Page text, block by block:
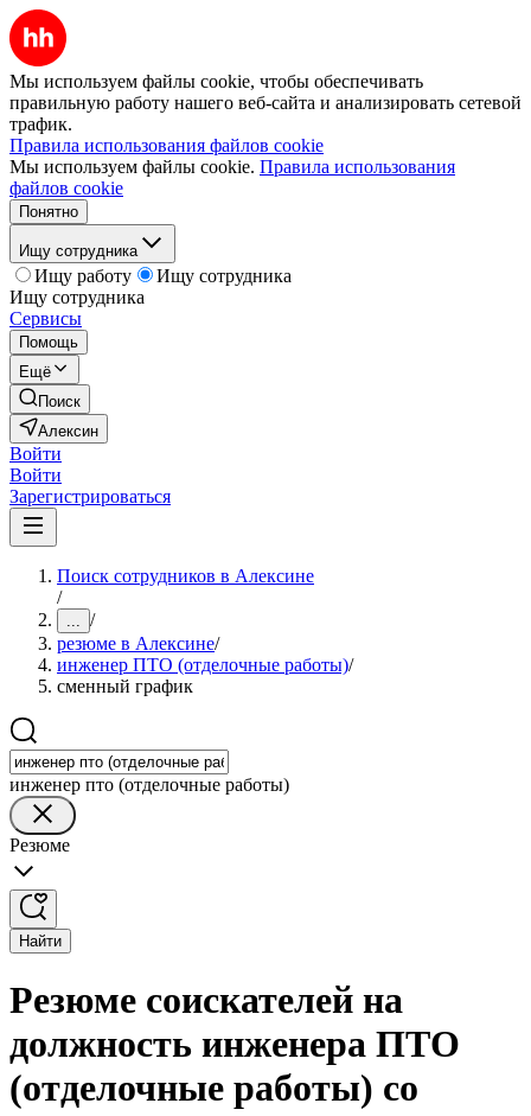
Мы используем файлы cookie, чтобы обеспечивать
правильную работу нашего веб-сайта и анализировать сетевой
трафик.
Правила использования файлов cookie
Мы используем файлы cookie. Правила использования
файлов cookie
Понятно
Ищу сотрудника
Ищу работу
Ищу сотрудника
Ищу сотрудника
Сервисы
Помощь
Ещё
Поиск
Алексин
Войти
Войти
Зарегистрироваться
Поиск сотрудников в Алексине
/
... /
резюме в Алексине/
инженер ПТО (отделочные работы)/
сменный график
инженер пто (отделочные работы)
Резюме
Найти
Резюме соискателей на
должность инженера ПТО
(отделочные работы) со